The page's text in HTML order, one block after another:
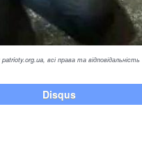
всі права та відповідальність
Disqus